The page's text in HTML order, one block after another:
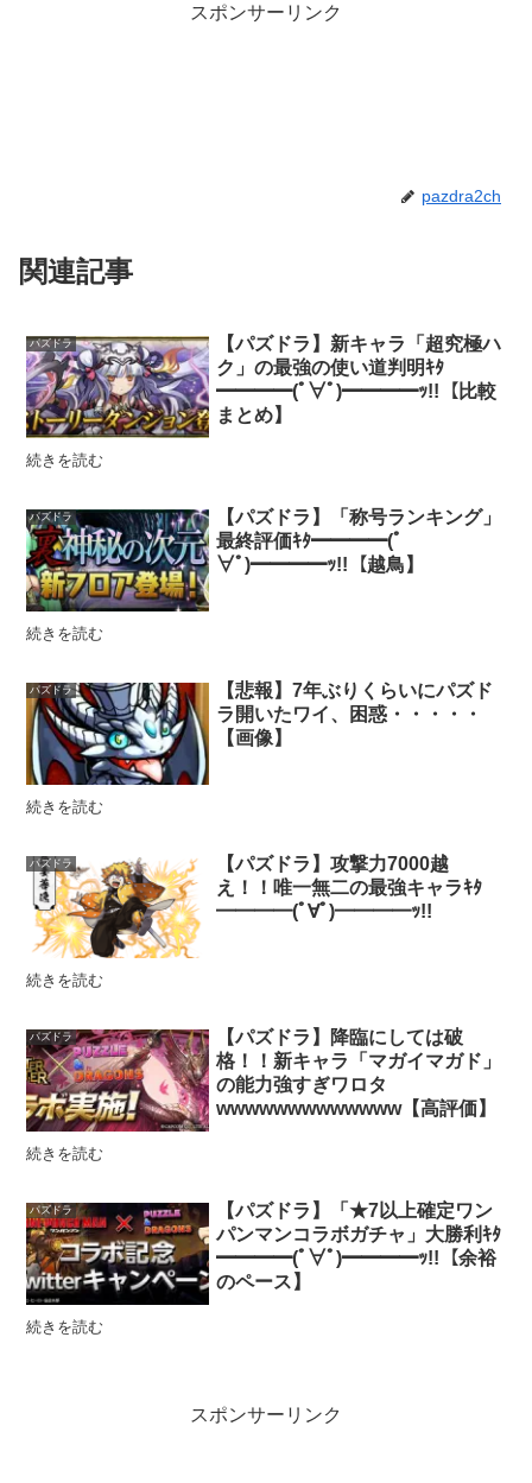
スポンサーリンク
pazdra2ch
関連記事
パズドラ
【パズドラ】新キャラ「超究極ハ
ク」の最強の使い道判明ｷﾀ
━━━━(ﾟ∀ﾟ)━━━━ｯ!!【比較
まとめ】
続きを読む
パズドラ
【パズドラ】「称号ランキング」
最終評価ｷﾀ━━━━(ﾟ
∀ﾟ)━━━━ｯ!!【越鳥】
続きを読む
パズドラ
【悲報】7年ぶりくらいにパズド
ラ開いたワイ、困惑・・・・・
【画像】
続きを読む
パズドラ
【パズドラ】攻撃力7000越
え！！唯一無二の最強キャラｷﾀ
━━━━(ﾟ∀ﾟ)━━━━ｯ!!
続きを読む
パズドラ
【パズドラ】降臨にしては破
格！！新キャラ「マガイマガド」
の能力強すぎワロタ
wwwwwwwwwwwww【高評価】
続きを読む
パズドラ
【パズドラ】「★7以上確定ワン
パンマンコラボガチャ」大勝利ｷﾀ
━━━━(ﾟ∀ﾟ)━━━━ｯ!!【余裕
のペース】
続きを読む
スポンサーリンク